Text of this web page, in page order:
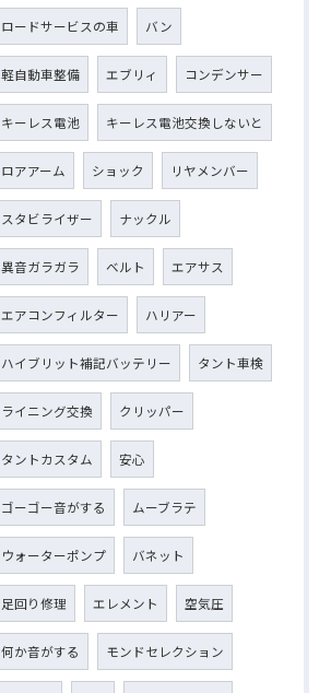
ロードサービスの車 バン
軽自動車整備 エブリィ コンデンサー
キーレス電池 キーレス電池交換しないと
ロアアーム ショック リヤメンバー
スタビライザー ナックル
異音ガラガラ ベルト エアサス
エアコンフィルター ハリアー
ハイブリット補記バッテリー タント車検
ライニング交換 クリッパー
タントカスタム 安心
ゴーゴー音がする ムーブラテ
ウォーターポンプ バネット
足回り修理 エレメント 空気圧
何か音がする モンドセレクション